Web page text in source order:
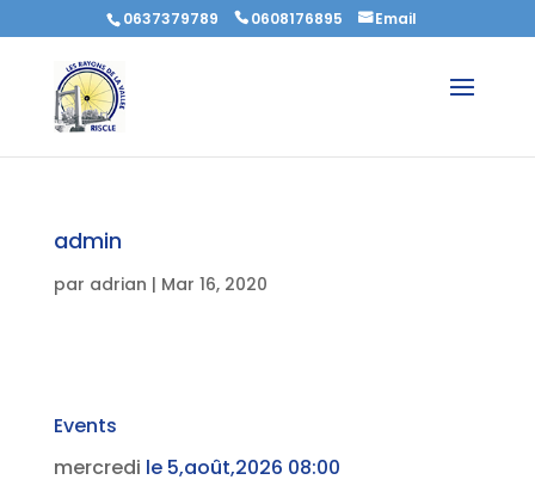
0637379789 0608176895 Email
admin
par adrian | Mar 16, 2020
Events
mercredi le 5,août,2026 08:00